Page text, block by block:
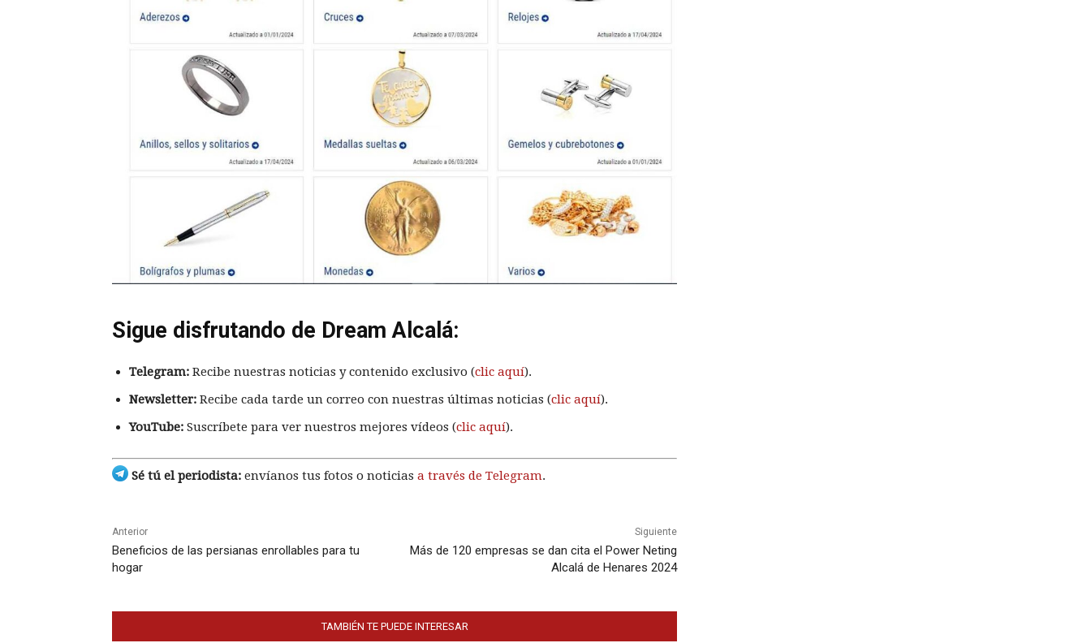
Sigue disfrutando de Dream Alcalá:
Telegram: Recibe nuestras noticias y contenido exclusivo (clic aquí).
Newsletter: Recibe cada tarde un correo con nuestras últimas noticias (clic aquí).
YouTube: Suscríbete para ver nuestros mejores vídeos (clic aquí).
Sé tú el periodista: envíanos tus fotos o noticias a través de Telegram.
Anterior
Beneficios de las persianas enrollables para tu
hogar
Siguiente
Más de 120 empresas se dan cita el Power Neting
Alcalá de Henares 2024
TAMBIÉN TE PUEDE INTERESAR